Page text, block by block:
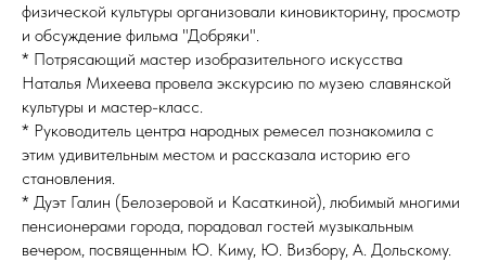
физической культуры организовали киновикторину, просмотр
и обсуждение фильма "Добряки".
* Потрясающий мастер изобразительного искусства
Наталья Михеева провела экскурсию по музею славянской
культуры и мастер-класс.
* Руководитель центра народных ремесел познакомила с
этим удивительным местом и рассказала историю его
становления.
* Дуэт Галин (Белозеровой и Касаткиной), любимый многими
пенсионерами города, порадовал гостей музыкальным
вечером, посвященным Ю. Киму, Ю. Визбору, А. Дольскому.